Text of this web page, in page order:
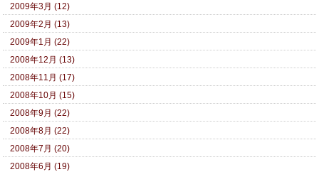
2009年3月 (12)
2009年2月 (13)
2009年1月 (22)
2008年12月 (13)
2008年11月 (17)
2008年10月 (15)
2008年9月 (22)
2008年8月 (22)
2008年7月 (20)
2008年6月 (19)